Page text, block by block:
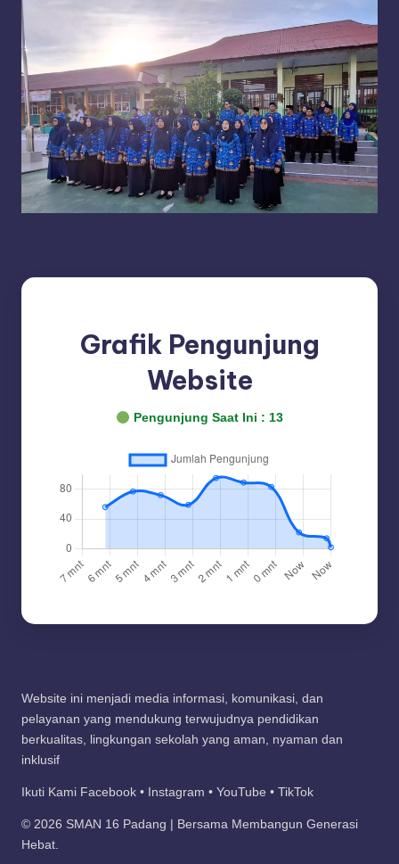
Grafik Pengunjung
Website
Pengunjung Saat Ini : 13
Website ini menjadi media informasi, komunikasi, dan
pelayanan yang mendukung terwujudnya pendidikan
berkualitas, lingkungan sekolah yang aman, nyaman dan
inklusif
Ikuti Kami Facebook • Instagram • YouTube • TikTok
© 2026 SMAN 16 Padang | Bersama Membangun Generasi
Hebat.